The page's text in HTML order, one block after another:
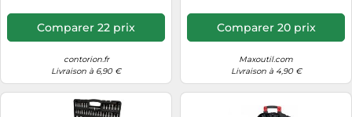
Comparer 22 prix
contorion.fr
Livraison à 6,90 €
Comparer 20 prix
Maxoutil.com
Livraison à 4,90 €